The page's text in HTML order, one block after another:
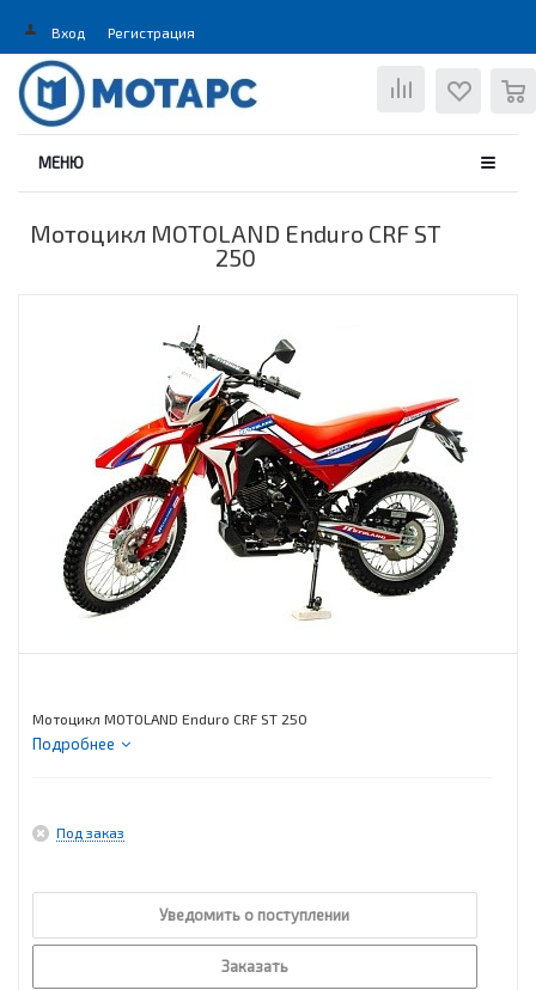
Вход Регистрация
МЕНЮ
Мотоцикл MOTOLAND Enduro CRF ST
250
Мотоцикл MOTOLAND Enduro CRF ST 250
Подробнее
Под заказ
Уведомить о поступлении
Заказать